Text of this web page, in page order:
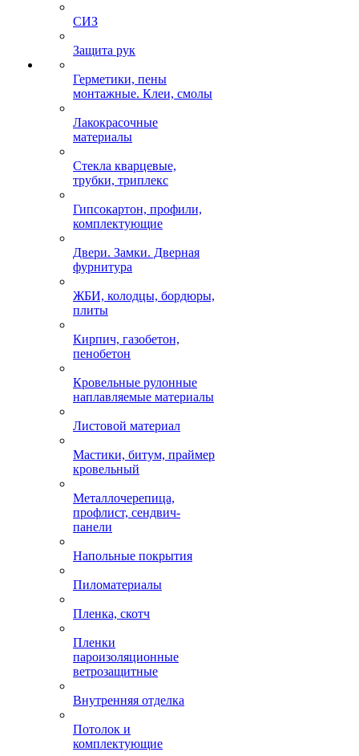
СИЗ
Защита рук
Герметики, пены
монтажные. Клеи, смолы
Лакокрасочные
материалы
Стекла кварцевые,
трубки, триплекс
Гипсокартон, профили,
комплектующие
Двери. Замки. Дверная
фурнитура
ЖБИ, колодцы, бордюры,
плиты
Кирпич, газобетон,
пенобетон
Кровельные рулонные
наплавляемые материалы
Листовой материал
Мастики, битум, праймер
кровельный
Металлочерепица,
профлист, сендвич-
панели
Напольные покрытия
Пиломатериалы
Пленка, скотч
Пленки
пароизоляционные
ветрозащитные
Внутренняя отделка
Потолок и
комплектующие